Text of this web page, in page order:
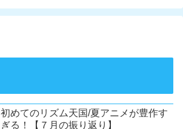
初めてのリズム天国/夏アニメが豊作す
ぎる！【７月の振り返り】